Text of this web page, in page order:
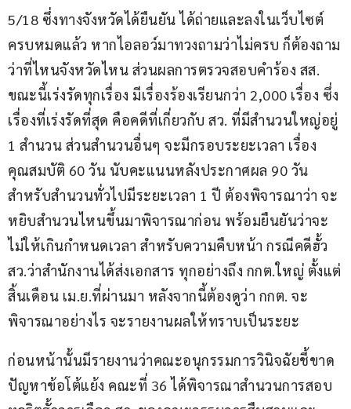
5/18 ซึ่งทางจังหวัดได้ยืนยัน ได้ถ่ายและลงในเว็บไซต์
ครบหมดแล้ว หากไอลอว์มาทวงถามว่าไม่ครบ ก็ต้องถาม
ว่าที่ไหนจังหวัดไหน ส่วนผลการตรวจสอบคำร้อง สส.
ขณะนี้เร่งรัดทุกเรื่อง มีเรื่องร้องเรียนกว่า 2,000 เรื่อง ซึ่ง
เรื่องที่เร่งรัดที่สุด คือคดีที่เกี่ยวกับ สว. ที่มีสำนวนใหญ่อยู่
1 สำนวน ส่วนสำนวนอื่นๆ จะมีกรอบระยะเวลา เรื่อง
คุณสมบัติ 60 วัน นับคะแนนหลังประกาศผล 90 วัน
สำหรับสำนวนทั่วไปมีระยะเวลา 1 ปี ต้องพิจารณาว่า จะ
หยิบสำนวนไหนขึ้นมาพิจารณาก่อน พร้อมยืนยันว่าจะ
ไม่ให้เกินกำหนดเวลา สำหรับความคืบหน้า กรณีคดีฮั้ว
สว.ว่าสำนักงานได้ส่งเอกสาร ทุกอย่างถึง กกต.ใหญ่ ตั้งแต่
สิ้นเดือน เม.ย.ที่ผ่านมา หลังจากนี้ต้องดูว่า กกต. จะ
พิจารณาอย่างไร จะรายงานผลให้ทราบเป็นระยะ
ก่อนหน้านั้นมีรายงานว่าคณะอนุกรรมการวินิจฉัยชี้ขาด
ปัญหาข้อโต้แย้ง คณะที่ 36 ได้พิจารณาสำนวนการสอบ